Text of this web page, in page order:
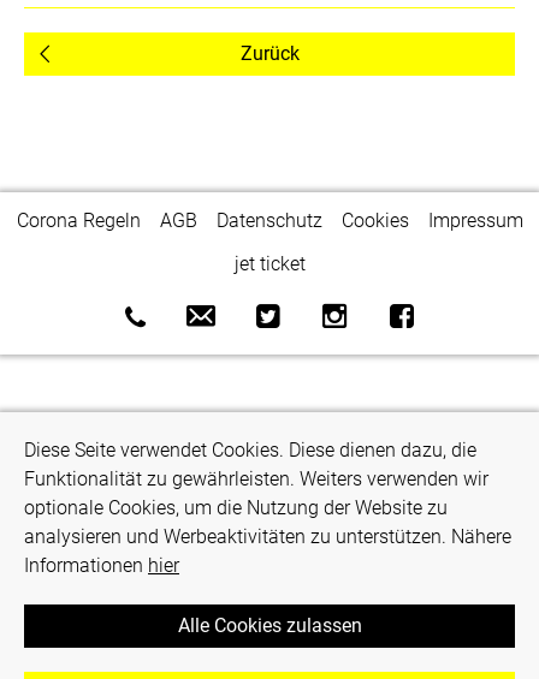
Diese Seite verwendet Cookies. Diese dienen dazu, die
Funktionalität zu gewährleisten. Weiters verwenden wir
optionale Cookies, um die Nutzung der Website zu
analysieren und Werbeaktivitäten zu unterstützen. Nähere
Informationen hier
Corona Regeln AGB Datenschutz Cookies
Impressum
jet ticket